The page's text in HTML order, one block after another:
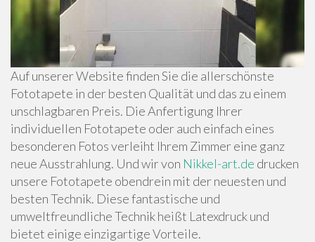
Auf unserer Website finden Sie die allerschönste
Fototapete in der besten Qualität und das zu einem
unschlagbaren Preis. Die Anfertigung Ihrer
individuellen Fototapete oder auch einfach eines
besonderen Fotos verleiht Ihrem Zimmer eine ganz
neue Ausstrahlung. Und wir von Nikkel-art.de drucken
unsere Fototapete obendrein mit der neuesten und
besten Technik. Diese fantastische und
umweltfreundliche Technik heißt Latexdruck und
bietet einige einzigartige Vorteile.